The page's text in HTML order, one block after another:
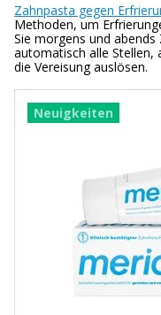
Zahnpasta gegen
Methoden, um
Sie morgens und
automatisch alle Stellen,
die Vereisung auslösen.
Neuigkeiten